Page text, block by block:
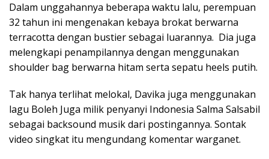
Dalam unggahannya beberapa waktu lalu, perempuan
32 tahun ini mengenakan kebaya brokat berwarna
terracotta dengan bustier sebagai luarannya. Dia juga
melengkapi penampilannya dengan menggunakan
shoulder bag berwarna hitam serta sepatu heels putih.
Tak hanya terlihat melokal, Davika juga menggunakan
lagu Boleh Juga milik penyanyi Indonesia Salma Salsabil
sebagai backsound musik dari postingannya. Sontak
video singkat itu mengundang komentar warganet.